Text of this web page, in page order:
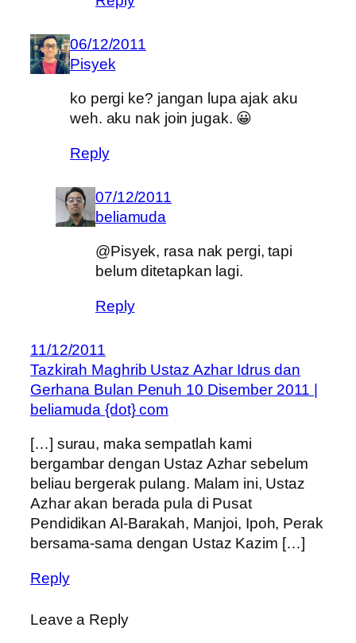
06/12/2011
Pisyek
ko pergi ke? jangan lupa ajak aku
weh. aku nak join jugak. 😀
Reply
07/12/2011
beliamuda
@Pisyek, rasa nak pergi, tapi
belum ditetapkan lagi.
Reply
11/12/2011
Tazkirah Maghrib Ustaz Azhar Idrus dan
Gerhana Bulan Penuh 10 Disember 2011 |
beliamuda {dot} com
[…] surau, maka sempatlah kami
bergambar dengan Ustaz Azhar sebelum
beliau bergerak pulang. Malam ini, Ustaz
Azhar akan berada pula di Pusat
Pendidikan Al-Barakah, Manjoi, Ipoh, Perak
bersama-sama dengan Ustaz Kazim […]
Reply
Leave a Reply